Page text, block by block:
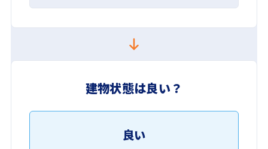
建物状態は良い？
良い